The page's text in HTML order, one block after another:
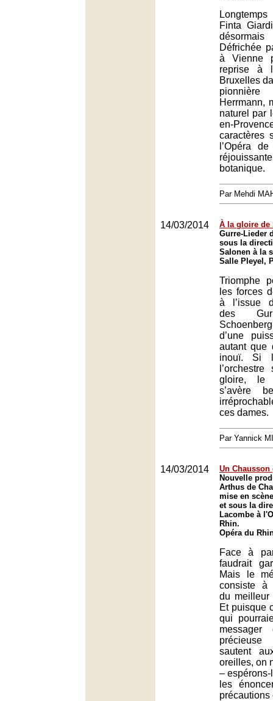
Finta
Défrichée
à Vienne
reprise à
Bruxelles
Herrmann,
naturel par
en-
caractères
l’Opéra
botanique.
Par Mehdi
14/03/2014
À la gloire de
Gurre-Lieder
sous la
Salonen à la
Salle Pleyel,
Triomphe
les forces
à l’issue
des
d’une
autant que
inouï. Si
gloire, le
s’avère
ces dames.
Par Yannick
14/03/2014
Un Chausson
Nouvelle
Arthus de
mise en
et sous la
Lacombe à
Rhin.
Opéra du
Face à
faudrait
Mais le
consiste à
du meilleur
Et puisque
qui
sautent
oreilles, on
–
les
précautions